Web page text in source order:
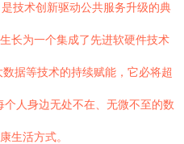
技术创新驱动公共服务升级的典
长为一个集成了先进软硬件技术
据等技术的持续赋能，它必将超
个人身边无处不在、无微不至的数
生活方式。